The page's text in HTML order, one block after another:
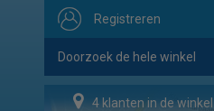
Registreren
4 klanten in de winkel